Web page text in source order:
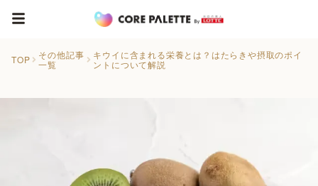
TOP
その他記事
一覧
キウイに含まれる栄養とは？はたらきや摂取のポイ
ントについて解説